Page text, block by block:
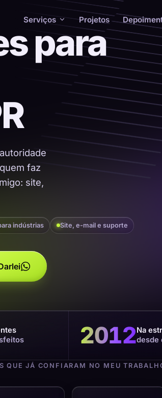
Serviços Projetos
para
faz
site,
indústrias Site, e-mail e suporte
2012Na
desde
QUE JÁ CONFIARAM NO MEU